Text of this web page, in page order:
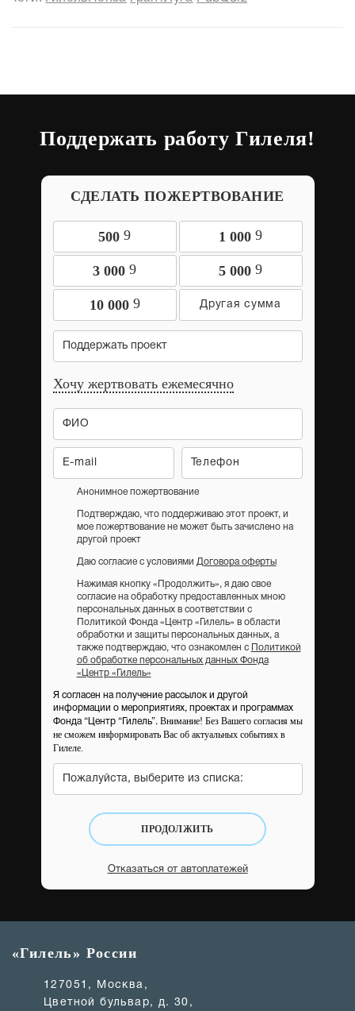
Поддержать работу Гилеля!
СДЕЛАТЬ ПОЖЕРТВОВАНИЕ
500 9 1 000 9
3 000 9 5 000 9
10 000 9
Поддержать проект
Хочу жертвовать ежемесячно
Анонимное пожертвование
Подтверждаю, что поддерживаю этот проект, и
мое пожертвование не может быть зачислено на
другой проект
Даю согласие с условиями Договора оферты
Нажимая кнопку «Продолжить», я даю свое
согласие на обработку предоставленных мною
персональных данных в соответствии с
Политикой Фонда «Центр «Гилель» в области
обработки и защиты персональных данных, а
также подтверждаю, что ознакомлен с
Политикой
об обработке персональных данных Фонда
«Центр «Гилель»
Я согласен на получение рассылок и другой
информации о мероприятиях, проектах и программах
Фонда “Центр “Гилель”. Внимание! Без Вашего согласия мы
не сможем информировать Вас об актуальных событиях в
Гилеле.
Пожалуйста, выберите из списка:
ПРОДОЛЖИТЬ
Отказаться от автоплатежей
«Гилель» России
127051, Москва,
Цветной бульвар, д. 30,